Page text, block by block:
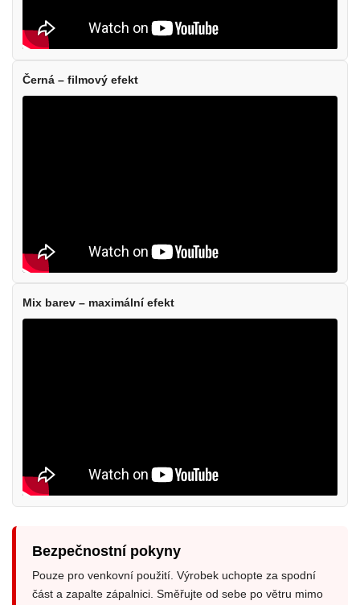
Černá – filmový efekt
Mix barev – maximální efekt
Bezpečnostní pokyny
Pouze pro venkovní použití. Výrobek uchopte za spodní
část a zapalte zápalnici. Směřujte od sebe po větru mimo